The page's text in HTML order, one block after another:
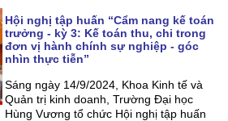
Hội nghị tập huấn “Cẩm nang kế toán
trưởng - kỳ 3: Kế toán thu, chi trong
đơn vị hành chính sự nghiệp - góc
nhìn thực tiễn”
Sáng ngày 14/9/2024, Khoa Kinh tế và
Quản trị kinh doanh, Trường Đại học
Hùng Vương tổ chức Hội nghị tập huấn